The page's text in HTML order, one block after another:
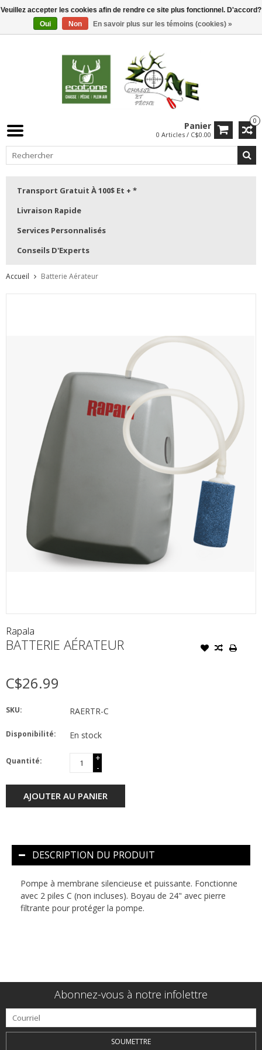
0
Panier
0 Articles / C$0.00
Transport Gratuit À 100$ Et + *
Livraison Rapide
Services Personnalisés
Conseils D'Experts
Accueil Batterie Aérateur
Rapala
BATTERIE AÉRATEUR
C$26.99
SKU: RAERTR-C
Disponibilité: En stock
Quantité:
+
-
AJOUTER AU PANIER
DESCRIPTION DU PRODUIT
Pompe à membrane silencieuse et puissante. Fonctionne
avec 2 piles C (non incluses). Boyau de 24" avec pierre
filtrante pour protéger la pompe.
Abonnez-vous à notre infolettre
SOUMETTRE
Veuillez accepter les cookies afin de rendre ce site plus fonctionnel. D'accord?
Oui
Non En savoir plus sur les témoins (cookies) »